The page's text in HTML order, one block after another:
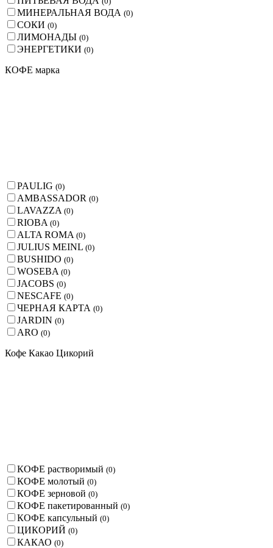
МИНЕРАЛЬНАЯ ВОДА (0)
СОКИ (0)
ЛИМОНАДЫ (0)
ЭНЕРГЕТИКИ (0)
КОФЕ марка
PAULIG (0)
AMBASSADOR (0)
LAVAZZA (0)
RIOBA (0)
ALTA ROMA (0)
JULIUS MEINL (0)
BUSHIDO (0)
WOSEBA (0)
JACOBS (0)
NESCAFE (0)
ЧЕРНАЯ КАРТА (0)
JARDIN (0)
ARO (0)
Кофе Какао Цикорий
КОФЕ растворимый (0)
КОФЕ молотый (0)
КОФЕ зерновой (0)
КОФЕ пакетированный (0)
КОФЕ капсульный (0)
ЦИКОРИЙ (0)
КАКАО (0)